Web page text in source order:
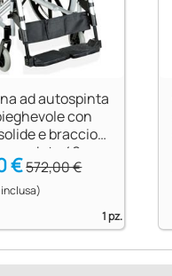
ad autospinta
con
e braccioli
- seduta 46 cm
nero
€572,00 €
1 pz.